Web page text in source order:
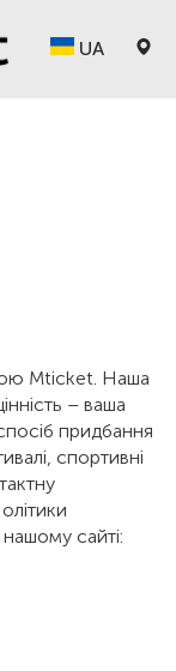
UA
Mticket. Наша
– ваша
придбання
спортивні
нашому сайті: